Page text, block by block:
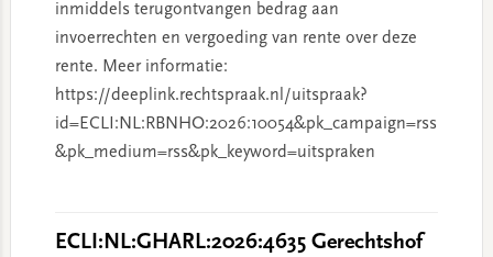
inmiddels terugontvangen bedrag aan
invoerrechten en vergoeding van rente over deze
rente. Meer informatie:
https://deeplink.rechtspraak.nl/uitspraak?
id=ECLI:NL:RBNHO:2026:10054&pk_campaign=rss
&pk_medium=rss&pk_keyword=uitspraken
ECLI:NL:GHARL:2026:4635 Gerechtshof